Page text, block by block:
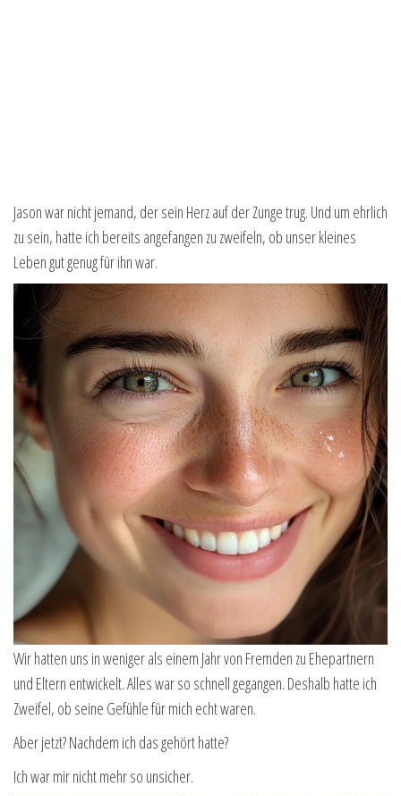
Jason war nicht jemand, der sein Herz auf der Zunge trug. Und um ehrlich
zu sein, hatte ich bereits angefangen zu zweifeln, ob unser kleines
Leben gut genug für ihn war.
Wir hatten uns in weniger als einem Jahr von Fremden zu Ehepartnern
und Eltern entwickelt. Alles war so schnell gegangen. Deshalb hatte ich
Zweifel, ob seine Gefühle für mich echt waren.
Aber jetzt? Nachdem ich das gehört hatte?
Ich war mir nicht mehr so unsicher.